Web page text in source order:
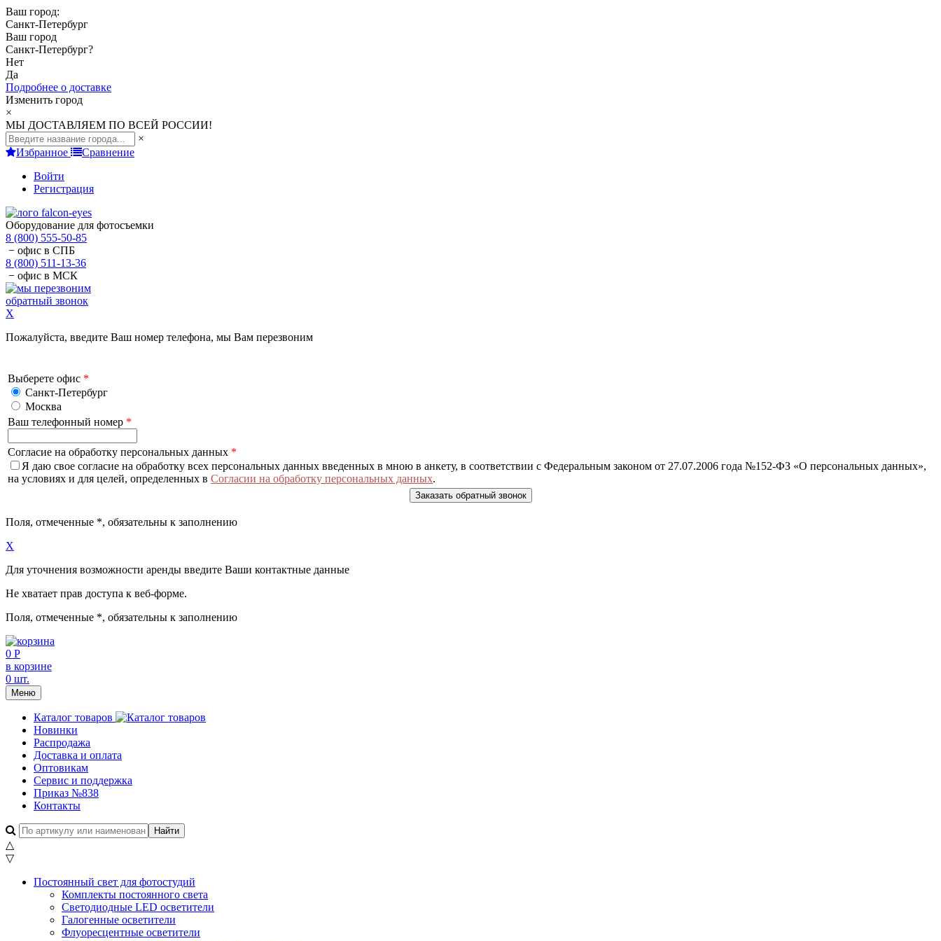
Ваш город:
Санкт-Петербург
Ваш город
Санкт-Петербург?
Нет
Да
Подробнее о доставке
Изменить город
×
МЫ ДОСТАВЛЯЕМ ПО ВСЕЙ РОССИИ!
×
Избранное
Сравнение
Войти
Регистрация
Оборудование для фотосъемки
8 (800) 555-50-85
− офис в СПБ
8 (800) 511-13-36
− офис в МСК
обратный звонок
X
Пожалуйста, введите Ваш номер телефона, мы Вам перезвоним
Выберете офис *
Санкт-Петербург
Москва
Ваш телефонный номер *
Согласие на обработку персональных данных *
Я даю свое согласие на обработку всех персональных данных введенных в мною в анкету, в соответствии с Федеральным законом от 27.07.2006 года №152-ФЗ «О персональных данных»,
на условиях и для целей, определенных в Согласии на обработку персональных данных.
Поля, отмеченные *, обязательны к заполнению
X
Для уточнения возможности аренды введите Ваши контактные данные
Не хватает прав доступа к веб-форме.
Поля, отмеченные *, обязательны к заполнению
0 Р
в корзине
0 шт.
Меню
Каталог товаров
Новинки
Распродажа
Доставка и оплата
Оптовикам
Сервис и поддержка
Приказ №838
Контакты
△
▽
Постоянный свет для фотостудий
Комплекты постоянного света
Светодиодные LED осветители
Галогенные осветители
Флуоресцентные осветители